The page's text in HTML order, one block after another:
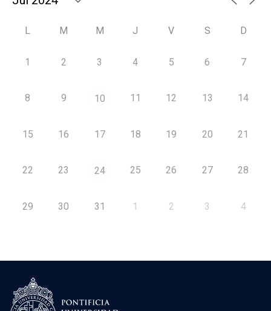
L M M J V S D
1 2 3 4 5 6 7
8 9 10 11 12 13 14
15 16 17 18 19 20 21
22 23 24 25 26 27 28
29 30 31 1 2 3 4